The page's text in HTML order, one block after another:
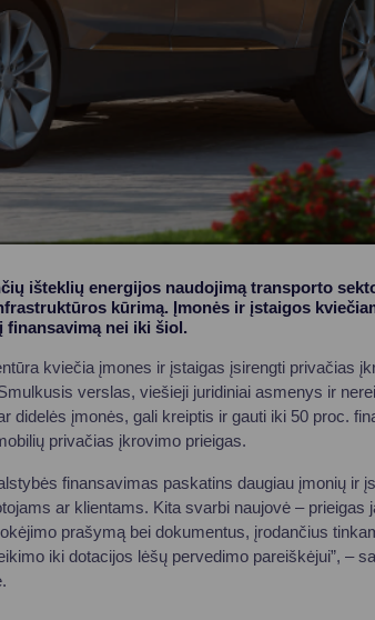
išteklių energijos naudojimą transporto
kūrimą. Įmonės ir įstaigos
finansavimą nei iki šiol.
kviečia įmones ir įstaigas įsirengti privačias
verslas, viešieji juridiniai asmenys ir
didelės įmonės, gali kreiptis ir gauti iki 50 proc.
privačias įkrovimo prieigas.
finansavimas paskatins daugiau įmonių ir
ar klientams. Kita svarbi naujovė –
prašymą bei dokumentus, įrodančius
iki dotacijos lėšų pervedimo pareiškėjui”, –